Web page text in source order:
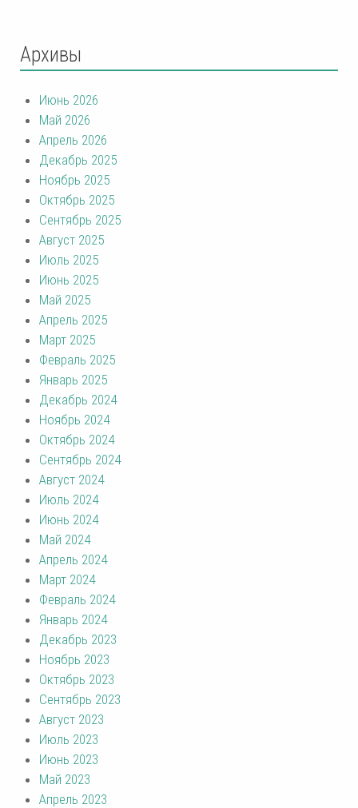
Архивы
Июнь 2026
Май 2026
Апрель 2026
Декабрь 2025
Ноябрь 2025
Октябрь 2025
Сентябрь 2025
Август 2025
Июль 2025
Июнь 2025
Май 2025
Апрель 2025
Март 2025
Февраль 2025
Январь 2025
Декабрь 2024
Ноябрь 2024
Октябрь 2024
Сентябрь 2024
Август 2024
Июль 2024
Июнь 2024
Май 2024
Апрель 2024
Март 2024
Февраль 2024
Январь 2024
Декабрь 2023
Ноябрь 2023
Октябрь 2023
Сентябрь 2023
Август 2023
Июль 2023
Июнь 2023
Май 2023
Апрель 2023